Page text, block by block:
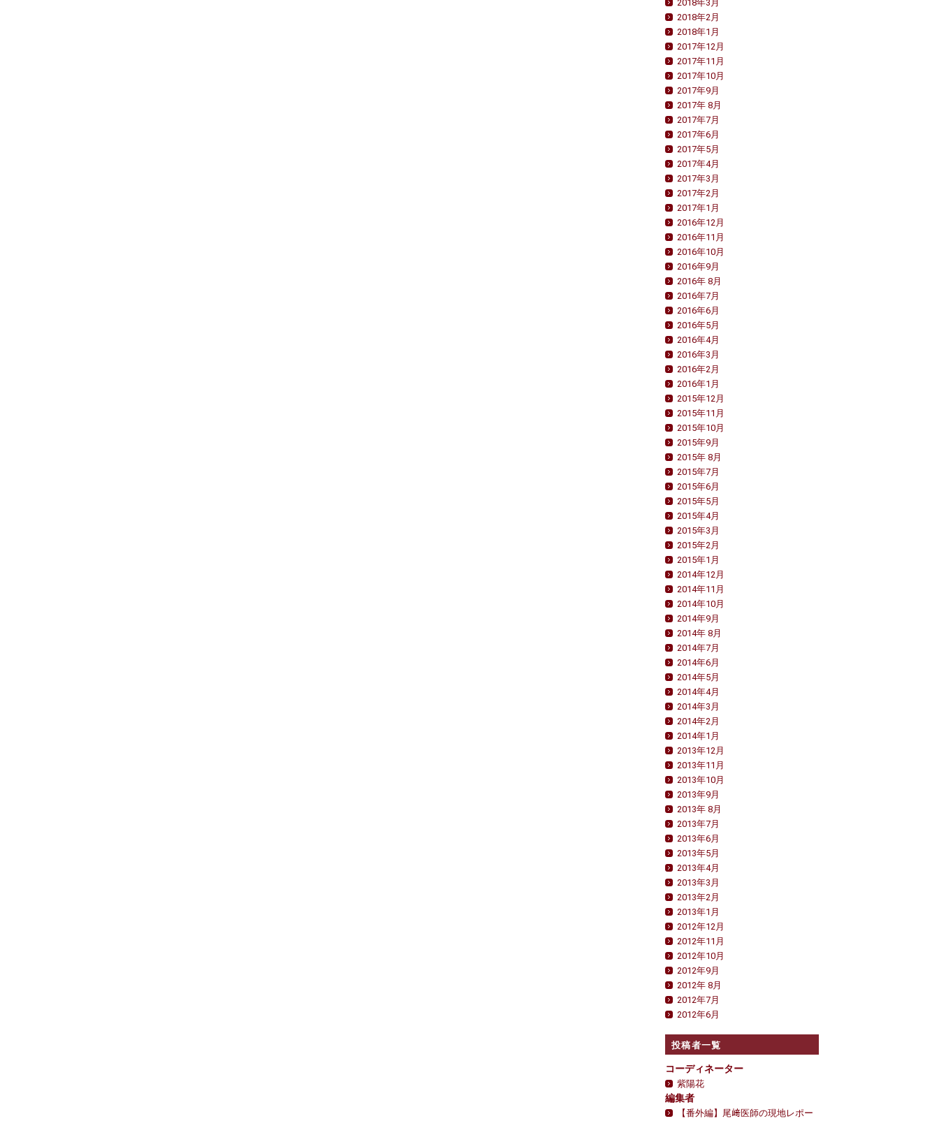
2018年3月
2018年2月
2018年1月
2017年12月
2017年11月
2017年10月
2017年9月
2017年 8月
2017年7月
2017年6月
2017年5月
2017年4月
2017年3月
2017年2月
2017年1月
2016年12月
2016年11月
2016年10月
2016年9月
2016年 8月
2016年7月
2016年6月
2016年5月
2016年4月
2016年3月
2016年2月
2016年1月
2015年12月
2015年11月
2015年10月
2015年9月
2015年 8月
2015年7月
2015年6月
2015年5月
2015年4月
2015年3月
2015年2月
2015年1月
2014年12月
2014年11月
2014年10月
2014年9月
2014年 8月
2014年7月
2014年6月
2014年5月
2014年4月
2014年3月
2014年2月
2014年1月
2013年12月
2013年11月
2013年10月
2013年9月
2013年 8月
2013年7月
2013年6月
2013年5月
2013年4月
2013年3月
2013年2月
2013年1月
2012年12月
2012年11月
2012年10月
2012年9月
2012年 8月
2012年7月
2012年6月
投稿者一覧
コーディネーター
紫陽花
編集者
【番外編】尾﨑医師の現地レポー